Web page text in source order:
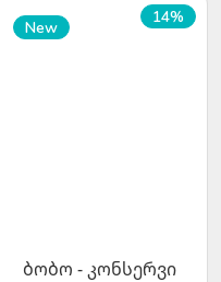
14%
New
ბობო - კონსერვი